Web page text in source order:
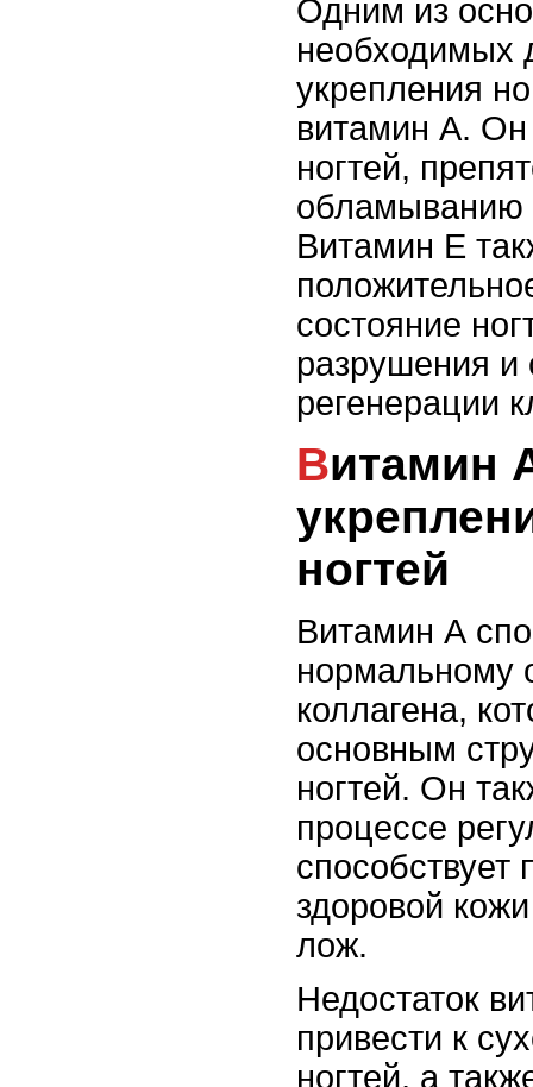
Одним из
необходимых
укрепления
витамин А. Он
ногтей,
обламыванию
Витамин Е
состояние
разрушения и
регенерации
Витамин А для
ногтей
Витамин А
нормальному
коллагена,
основным
ногтей. Он
процессе
здоровой
лож.
Недостаток
привести к
ногтей, а